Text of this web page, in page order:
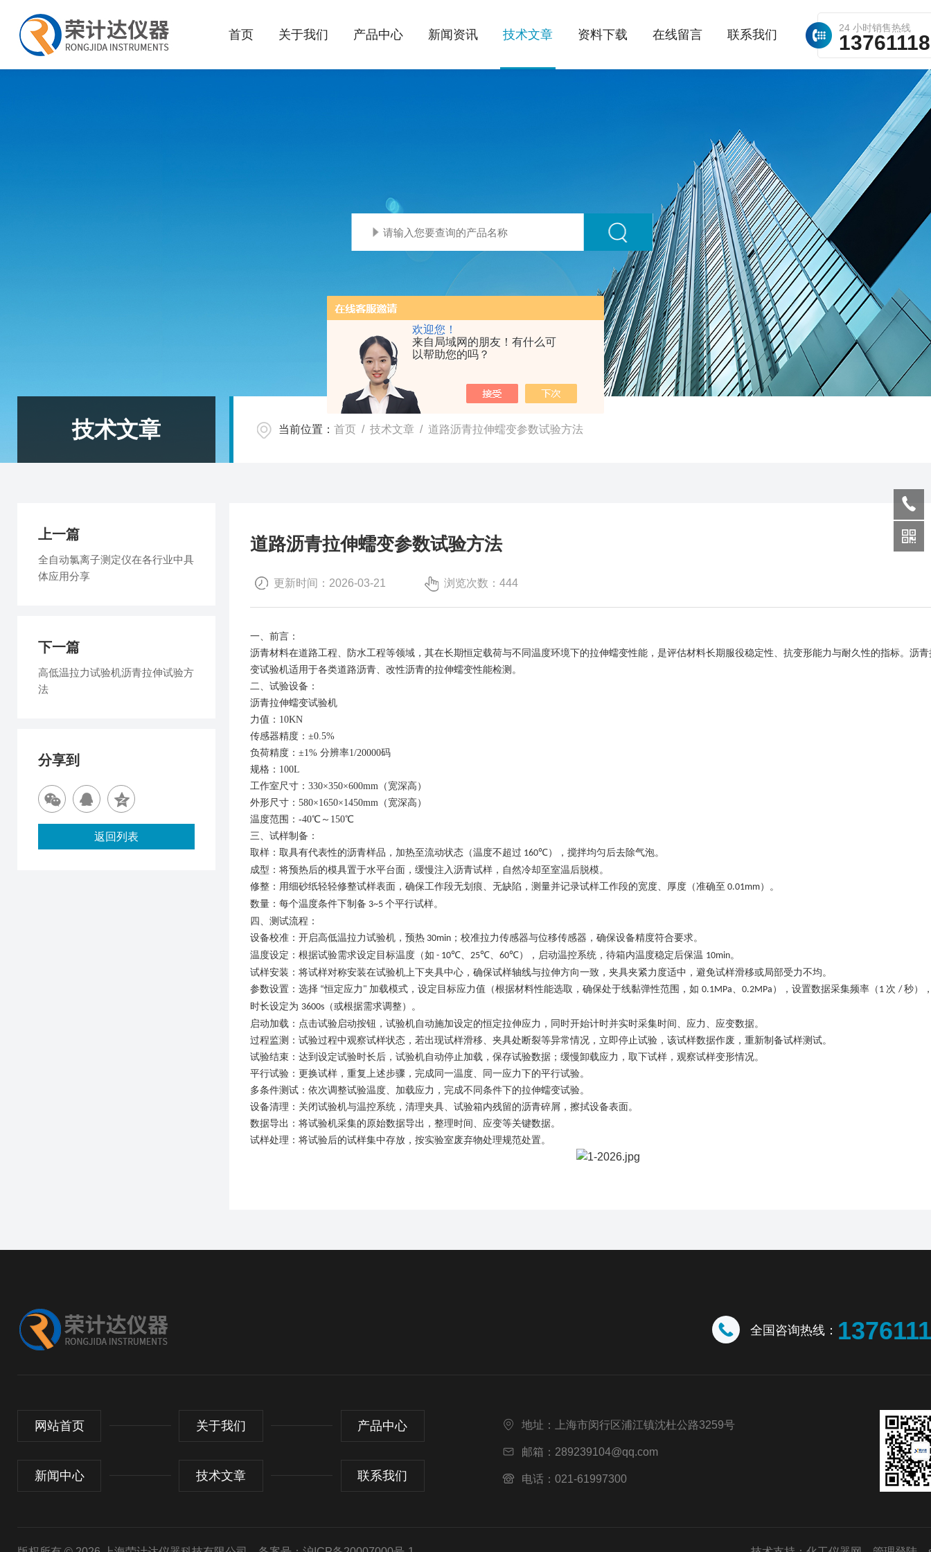
欢迎您！
来自局域网的朋友！有什么可
以帮助您的吗？
24 小时销售热线
首页 关于我们 产品中心 新闻资讯 技术文章 资料下载 在线留言 联系我们
技术文章 当前位置： 首页 / 技术文章 / 道路沥青拉伸蠕变参数试验方法
道路沥青拉伸蠕变参数试验方法
更新时间：2026-03-21 浏览次数：444
一、 前言 ：
沥青材料在道路工程、防水工程等领域，其在长期恒定载荷与不同温度环境下的拉伸蠕变性能，是评估材料长期服役稳定性、抗变形能力与耐久性的指标。 沥青
变试验机适用于各类道路沥青、改性沥青的拉伸蠕变性能检测。
二、试验设备 ：
沥青拉伸蠕变试验机
力值 ： 10KN
传感器精度： ±0.5%
负荷精度： ±1% 分辨率1/20000码
规格： 100L
工作室尺寸： 330×350×600mm（宽深高）
外形尺寸： 580×1650×1450mm（宽深高）
温度范围： -40℃～150℃
三、 试样制备 ：
取样：取具有代表性的沥青样品，加热至流动状态（温度不超过 160℃），搅拌均匀后去除气泡。
成型：将预热后的模具置于水平台面，缓慢注入沥青试样，自然冷却至室温后脱模。
修整：用细砂纸轻轻修整试样表面，确保工作段无划痕、无缺陷，测量并记录试样工作段的宽度、厚度（准确至 0.01mm）。
数量：每个温度条件下制备 3~5 个平行试样。
四、 测试流程 ：
设备校准：开启高低温拉力试验机，预热 30min ；校准拉力传感器与位移传感器，确保设备精度符合要求。
温度设定：根据试验需求设定目标温度（如 - 10℃、 25℃、 60℃），启动温控系统，待箱内温度稳定后保温 10min。
试样安装：将试样对称安装在试验机上下夹具中心，确保试样轴线与拉伸方向一致，夹具夹紧力度适中，避免试样滑移或局部受力不均。
参数设置：选择 “恒定应力 " 加载模式，设定目标应力值（根据材料性能选取，确保处于线黏弹性范围，如 0.1MPa、 0.2MPa ），设置数据采集频率（ 1 次 / 秒）
时长设定为 3600s （或根据需求调整）。
启动加载：点击试验启动按钮，试验机自动施加设定的恒定拉伸应力，同时开始计时并实时采集时间、应力、应变数据。
过程监测：试验过程中观察试样状态，若出现试样滑移、夹具处断裂等异常情况，立即停止试验，该试样数据作废，重新制备试样测试。
试验结束 ：达到设定试验时长后，试验机自动停止加载，保存试验数据；缓慢卸载应力，取下试样，观察试样变形情况。
平行试验：更换试样，重复上述步骤，完成同一温度、同一应力下的平行试验。
多条件测试：依次调整试验温度、加载应力，完成不同条件下的拉伸蠕变试验。
设备清理：关闭试验机与温控系统，清理夹具、试验箱内残留的沥青碎屑，擦拭设备表面。
数据导出：将试验机采集的原始数据导出，整理时间、应变等关键数据。
试样处理：将试验后的试样集中存放，按实验室废弃物处理规范处置。
上一篇
全自动氯离子测定仪在各行业中具
体应用分享
下一篇
高低温拉力试验机沥青拉伸试验方
法
分享到
返回列表
全国咨询热线：
网站首页 关于我们 产品中心
新闻中心 技术文章 联系我们
地址：上海市闵行区浦江镇沈杜公路3259号
邮箱：289239104@qq.com
电话：021-61997300